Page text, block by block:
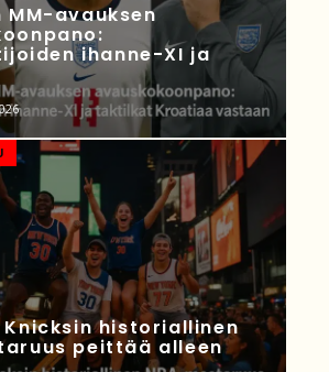
MM-avauksen
ihanne-XI ja
Knicksin historiallinen
peittää alleen